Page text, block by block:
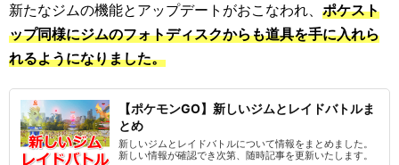
新たなジムの機能とアップデートがおこなわれ、 ポケスト
ップ同様にジムのフォトディスクからも道具を手に入れら
れるようになりました。
【ポケモンGO】新しいジムとレイドバトルま
とめ
新しいジムとレイドバトルについて情報をまとめました。
新しい情報が確認でき次第、随時記事を更新いたします。